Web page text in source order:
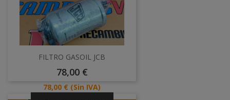
FILTRO GASOIL JCB
Precio
78,00 €
Precio
78,00 € (Sin IVA)